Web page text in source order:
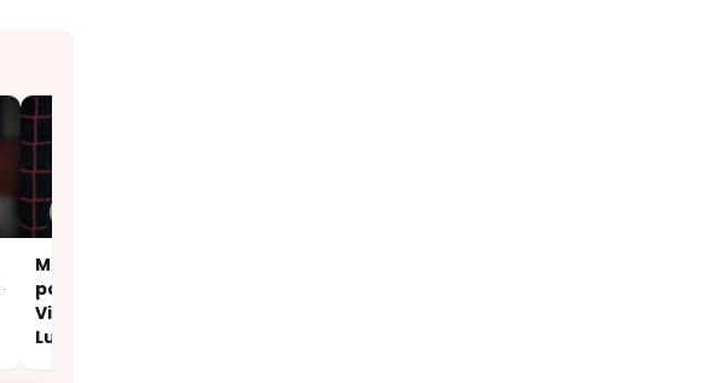
Mercato – PSG :
pourquoi la piste Aston
Villa s’éloigne pour
Lucas Chevalier